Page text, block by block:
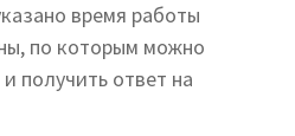
время работы
по которым можно
получить ответ на